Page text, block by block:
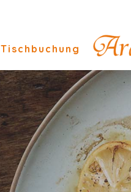
Tischbuchung